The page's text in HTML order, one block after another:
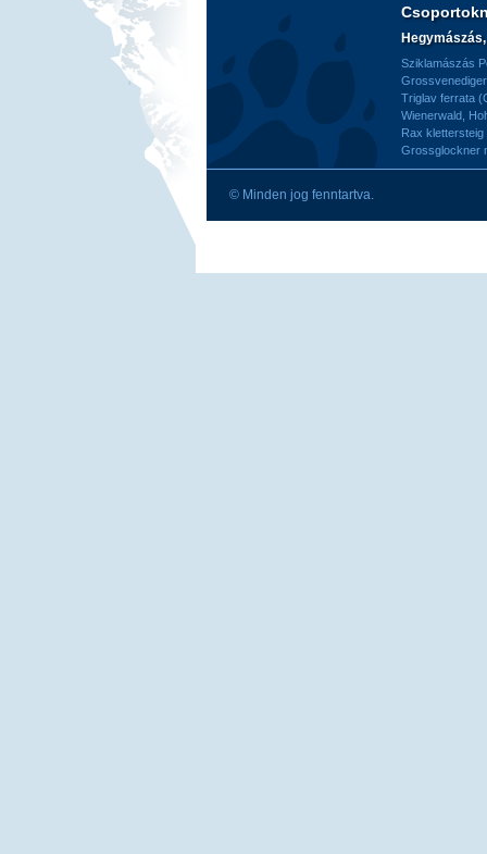
Sziklamászás
Triglav ferrata
Wienerwald,
Rax
Grossglockner
© Minden jog fenntartva.